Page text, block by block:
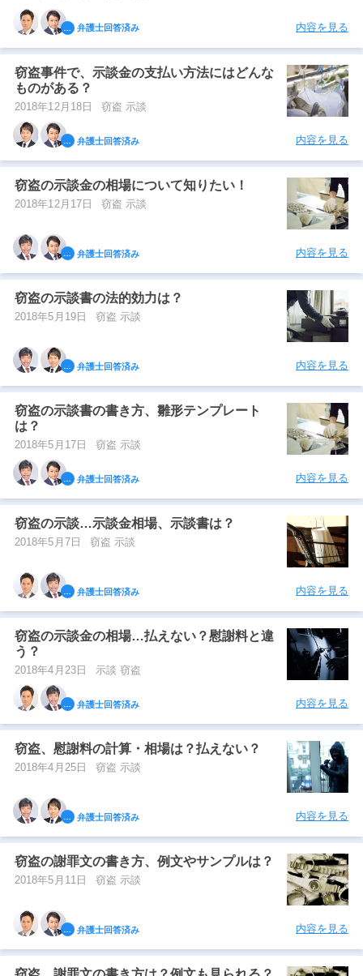
弁護士回答済み 内容を見る
窃盗事件で、示談金の支払い方法にはどんな
ものがある？
2018年12月18日 窃盗 示談
弁護士回答済み 内容を見る
窃盗の示談金の相場について知りたい！
2018年12月17日 窃盗 示談
弁護士回答済み 内容を見る
窃盗の示談書の法的効力は？
2018年5月19日 窃盗 示談
弁護士回答済み 内容を見る
窃盗の示談書の書き方、雛形テンプレート
は？
2018年5月17日 窃盗 示談
弁護士回答済み 内容を見る
窃盗の示談…示談金相場、示談書は？
2018年5月7日 窃盗 示談
弁護士回答済み 内容を見る
窃盗の示談金の相場…払えない？慰謝料と違
う？
2018年4月23日 示談 窃盗
弁護士回答済み 内容を見る
窃盗、慰謝料の計算・相場は？払えない？
2018年4月25日 窃盗 示談
弁護士回答済み 内容を見る
窃盗の謝罪文の書き方、例文やサンプルは？
2018年5月11日 窃盗 示談
弁護士回答済み 内容を見る